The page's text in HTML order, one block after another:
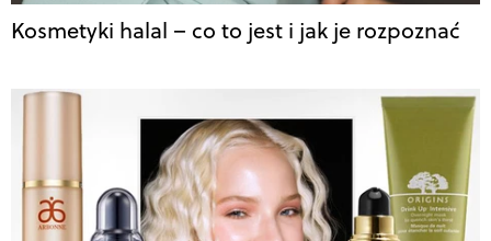
Kosmetyki halal – co to jest i jak je rozpoznać